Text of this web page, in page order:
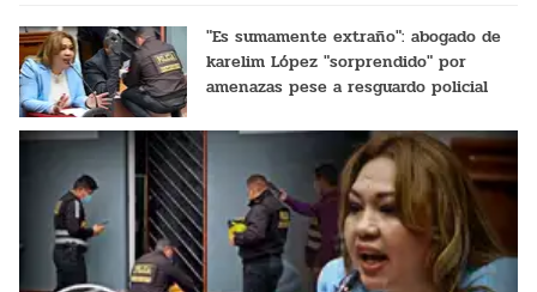
"Es sumamente extraño": abogado de
karelim López "sorprendido" por
amenazas pese a resguardo policial